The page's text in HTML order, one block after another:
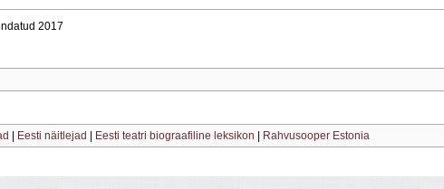
2017
Eesti näitlejad Eesti teatri biograafiline leksikon Rahvusooper Estonia